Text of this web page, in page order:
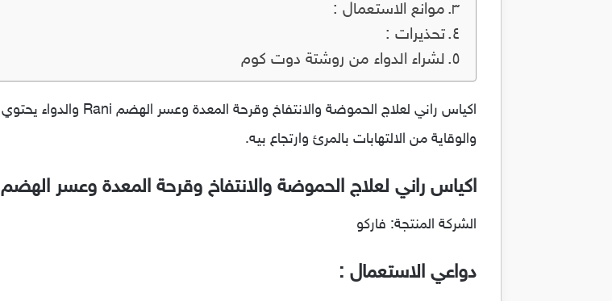
موانع الاستعمال :
تحذيرات :
لشراء الدواء من روشتة دوت كوم
والوقاية من الالتهابات بالمرئ وارتجاع بيه.
اكياس راني لعلاج الحموضة والانتفاخ وقرحة المعدة وعسر الهضم Rani
الشركة المنتجة: فاركو
دواعي الاستعمال :